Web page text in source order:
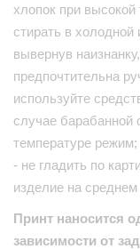
хлопок при
стирать в
вывернув
предпочтительна
используйте
случае барабанной
температуре
- не гладить по
изделие на
Принт наносится
зависимости от